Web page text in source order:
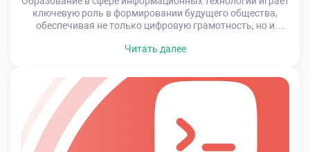
ключевую роль в формировании будущего общества,
обеспечивая не только цифровую грамотность, но и
различных сферах деятельности человека. Подготовка
инвестиция в устойчивое развитие, способ повышения
качества жизни и стимулирования экономического
роста. Информационные системы и программирование
становятся фундаментом […]
Читать далее